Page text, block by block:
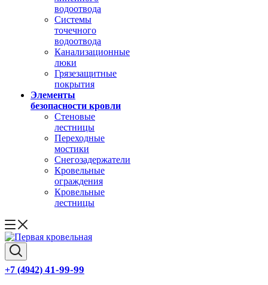
водоотвода
Системы
точечного
водоотвода
Канализационные
люки
Грязезащитные
покрытия
Элементы
безопасности кровли
Стеновые
лестницы
Переходные
мостики
Снегозадержатели
Кровельные
ограждения
Кровельные
лестницы
+7 (4942) 41-99-99